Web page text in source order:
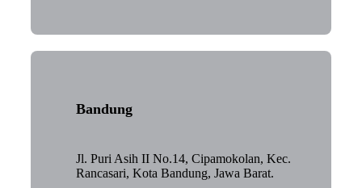
Bandung
Jl. Puri Asih II No.14, Cipamokolan, Kec.
Rancasari, Kota Bandung, Jawa Barat.